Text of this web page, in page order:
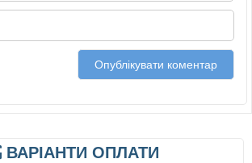
ВАРІАНТИ ОПЛАТИ